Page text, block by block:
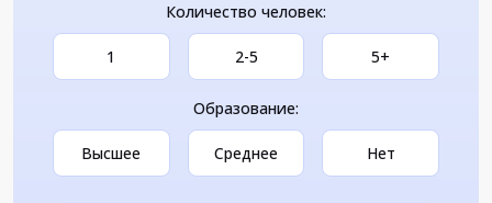
Количество человек:
1 2-5 5+
Образование:
Высшее Среднее Нет